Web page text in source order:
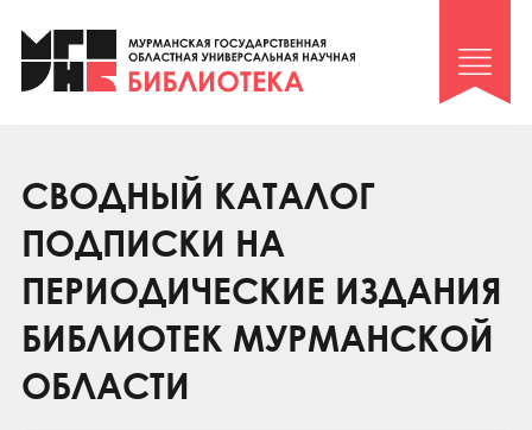
Клуб «Гиря и сельдерей»
Клуб «Семейный архив»
Коллегам
Контакты
СВОДНЫЙ КАТАЛОГ
ПОДПИСКИ НА
ПЕРИОДИЧЕСКИЕ ИЗДАНИЯ
БИБЛИОТЕК МУРМАНСКОЙ
ОБЛАСТИ